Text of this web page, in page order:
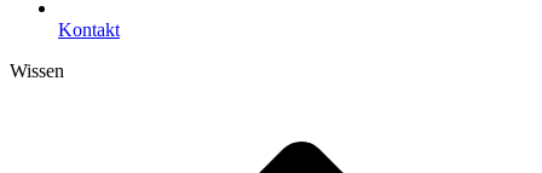
Kontakt
Wissen